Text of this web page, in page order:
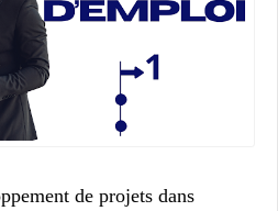
de projets dans